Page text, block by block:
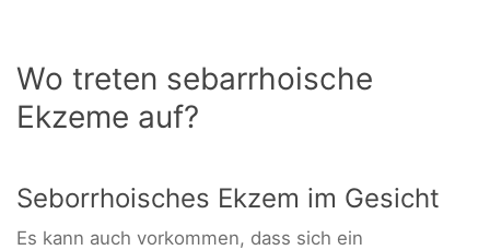
Wo treten sebarrhoische
Ekzeme auf?
Seborrhoisches Ekzem im Gesicht
Es kann auch vorkommen, dass sich ein